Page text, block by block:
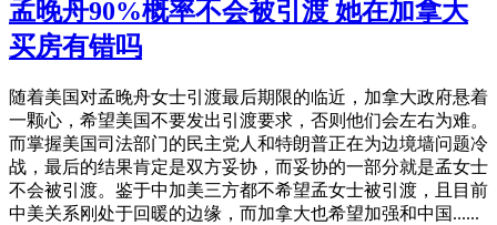
孟晚舟90%概率不会被引渡 她在加拿大
买房有错吗
随着美国对孟晚舟女士引渡最后期限的临近，加拿大政府悬着
一颗心，希望美国不要发出引渡要求，否则他们会左右为难。
而掌握美国司法部门的民主党人和特朗普正在为边境墙问题冷
战，最后的结果肯定是双方妥协，而妥协的一部分就是孟女士
不会被引渡。鉴于中加美三方都不希望孟女士被引渡，且目前
中美关系刚处于回暖的边缘，而加拿大也希望加强和中国......